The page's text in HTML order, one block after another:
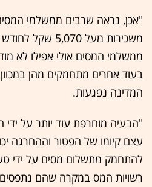
"אכן, נראה שרבים ממשלמי
משכירות מעל
ממשלמי המסים אולי אפילו לא
בעוד אחרים מתחמקים מהן
המדינה נפגעות.
"הבעיה מוחרפת עוד יותר על ידי
עצם קיומו של הפטור וההחרגה
להתחמק מתשלום מסים על ידי
רשויות המס במקרה שהם